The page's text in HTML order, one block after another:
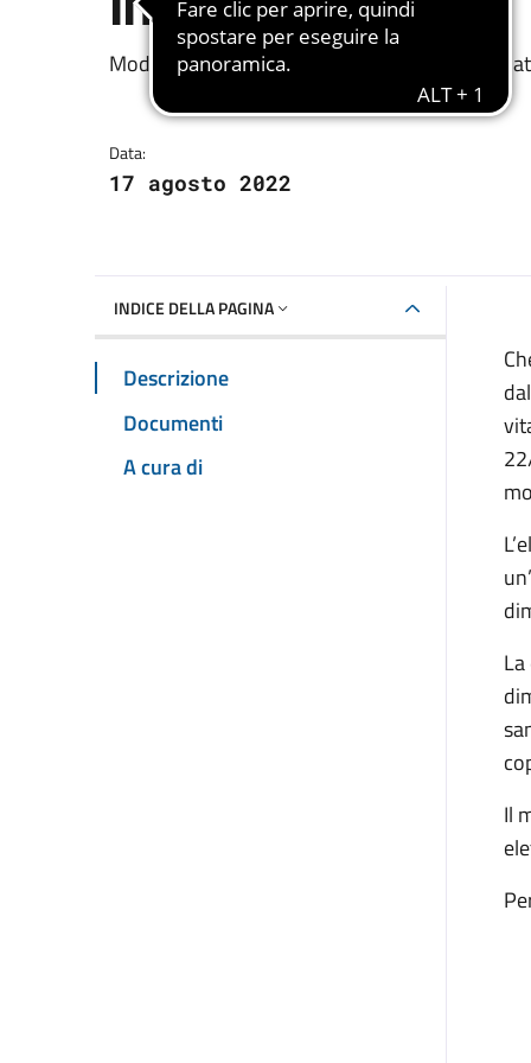
Dettagli della notizia
Modulo da compilare e consegnare entro la
Data:
17 agosto 2022
INDICE DELLA PAGINA
Descrizione
Documenti
A cura di
Il